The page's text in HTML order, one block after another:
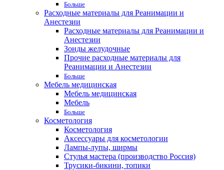
Больше
Расходные материалы для Реанимации и
Анестезии
Расходные материалы для Реанимации и
Анестезии
Зонды желудочные
Прочие расходные материалы для
Реанимации и Анестезии
Больше
Мебель медицинская
Мебель медицинская
Мебель
Больше
Косметология
Косметология
Аксессуары для косметологии
Лампы-лупы, ширмы
Стулья мастера (производство Россия)
Трусики-бикини, топики